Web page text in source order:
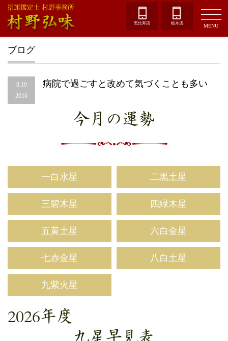
恵比寿店 栃木店 MENU
ブログ
8.19
2016
病院で過ごすと改めて気づくことも多い
今月の運勢
一白水星 二黒土星
三碧木星 四緑木星
五黄土星 六白金星
七赤金星 八白土星
九紫火星
2026年度